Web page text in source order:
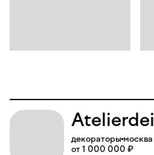
Atelierdei
декораторы москва
от 1 000 000 ₽